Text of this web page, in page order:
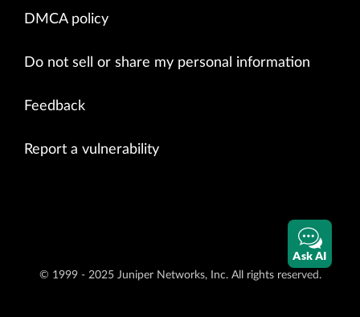
DMCA policy
Do not sell or share my personal information
Feedback
Report a vulnerability
© 1999 - 2025 Juniper Networks, Inc. All rights reserved.
Ask AI